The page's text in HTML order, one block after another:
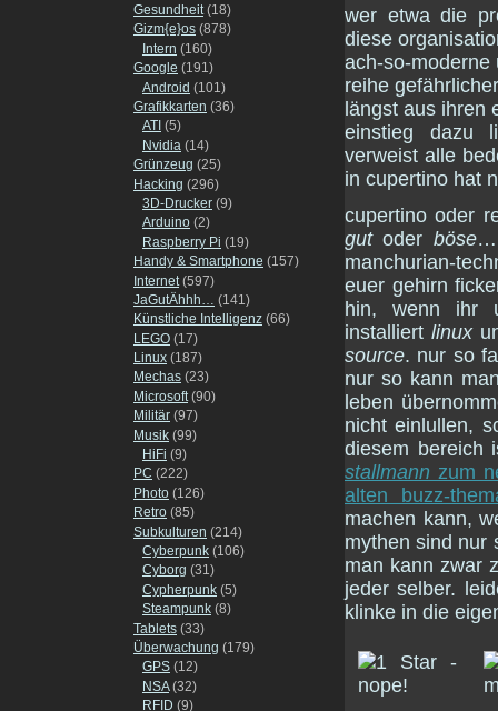
Gesundheit(18)
Gizm{e}os (878)
Intern (160)
Google (191)
Android (101)
Grafikkarten (36)
ATI (5)
Nvidia (14)
Grünzeug (25)
Hacking (296)
3D-Drucker (9)
Arduino (2)
Raspberry Pi (19)
Handy & Smartphone (157)
Internet (597)
JaGutÄhhh… (141)
Künstliche Intelligenz (66)
LEGO (17)
Linux (187)
Mechas (23)
Microsoft(90)
Militär (97)
Musik (99)
HiFi (9)
PC (222)
Photo (126)
Retro (85)
Subkulturen (214)
Cyberpunk (106)
Cyborg (31)
Cypherpunk (5)
Steampunk (8)
Tablets (33)
Überwachung (179)
GPS (12)
NSA(32)
RFID (9)
wer etwa die
diese
ach-so-
reihe
längst aus ihren
einstieg dazu
verweist alle
in cupertino hat
cupertino oder
gutoder böse…
manchurian-
euer gehirn
hin, wenn ihr
installiert linux
source. nur so
nur so kann
leben
nicht einlullen,
diesem bereich
stallmann zum
alten buzz-
machen kann,
mythen sind nur
man kann zwar
jeder selber.
klinke in die